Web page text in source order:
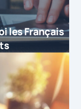
les Français